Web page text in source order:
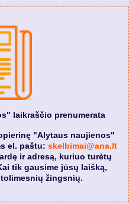
laikraščio prenumerata
"Alytaus naujienos"
el. paštu: skelbimai@ana.lt
ir adresą, kuriuo turėtų
tik gausime jūsų laišką,
žingsnių.